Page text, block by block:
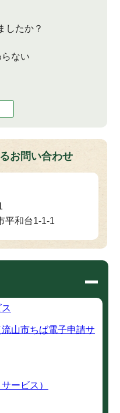
したか？
ない
お問い合わせ
平和台1-1-1
山市ちば電子申請サ
ービス）